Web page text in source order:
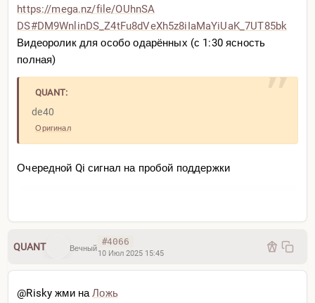
https://mega.nz/file/OUhnSA
DS#DM9WnlinDS_Z4tFu8dVeXh5z8iIaMaYiUaK_7UT85bk
Видеоролик для особо одарённых (с 1:30 ясность
полная)
QUANT:
de40
Оригинал
Очередной Qi сигнал на пробой поддержки
QUANT Вечный
#4066
10 Июл 2025 15:45
@Risky жми наЛожь